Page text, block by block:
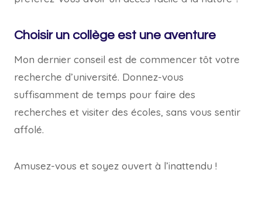
Choisir un collège est une aventure
Mon dernier conseil est de commencer tôt votre
recherche d’université. Donnez-vous
suffisamment de temps pour faire des
recherches et visiter des écoles, sans vous sentir
affolé.
Amusez-vous et soyez ouvert à l’inattendu !